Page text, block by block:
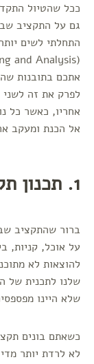
ככל שהטיול
גם על התקציב
אתכם בתובנות
לפרק את זה לשני
אל הכנת ומעקב
1. תכנון תקציב
ברור שהתקציב
על אוכל, קניות,
להוצאות לא
שלנו לתכנית של
שלא היינו
כשאתם בונים
לא לרדת יותר